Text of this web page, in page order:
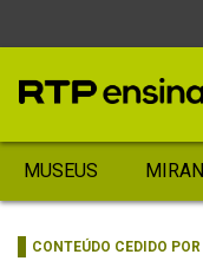
MUSEUS
CONTEÚDO CEDIDO POR